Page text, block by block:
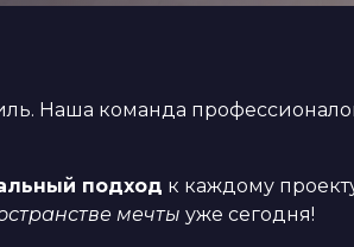
Наша команда
подход к каждому
мечты уже сегодня!